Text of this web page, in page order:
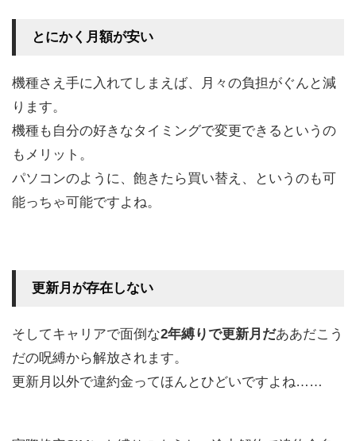
とにかく月額が安い
機種さえ手に入れてしまえば、月々の負担がぐんと減
ります。
機種も自分の好きなタイミングで変更できるというの
もメリット。
パソコンのように、飽きたら買い替え、というのも可
能っちゃ可能ですよね。
更新月が存在しない
そしてキャリアで面倒な2年縛りで更新月だああだこう
だの呪縛から解放されます。
更新月以外で違約金ってほんとひどいですよね……